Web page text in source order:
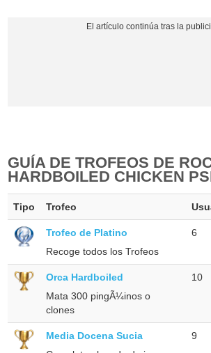
GUÍA DE TROFEOS DE
HARDBOILED CHICKEN
Tipo Trofeo
Trofeo de Platino
Recoge todos los Trofeos
6
Orca Hardboiled
Mata 300 pingÃ¼inos o
clones
10
Media Docena Sucia
9